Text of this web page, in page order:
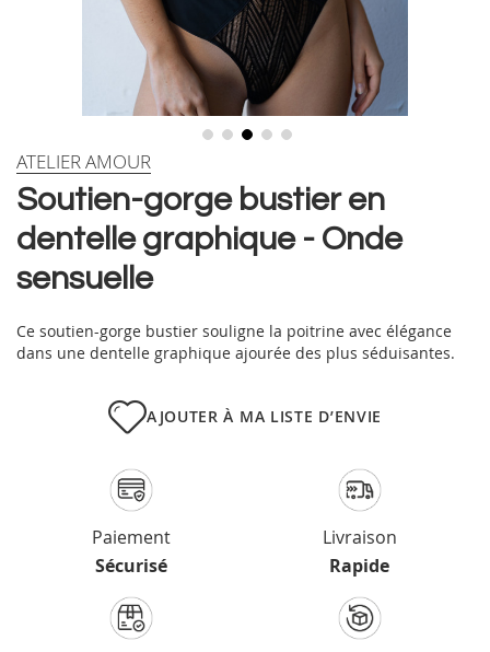
Skip
the
beginning
the
images
Soutien-gorge bustier en
dentelle graphique - Onde
sensuelle
ATELIER AMOUR
Ce soutien-gorge bustier souligne la poitrine avec élégance
dans une dentelle graphique ajourée des plus séduisantes.
AJOUTER À MA LISTE D’ENVIE
Paiement
Sécurisé
Livraison
Rapide